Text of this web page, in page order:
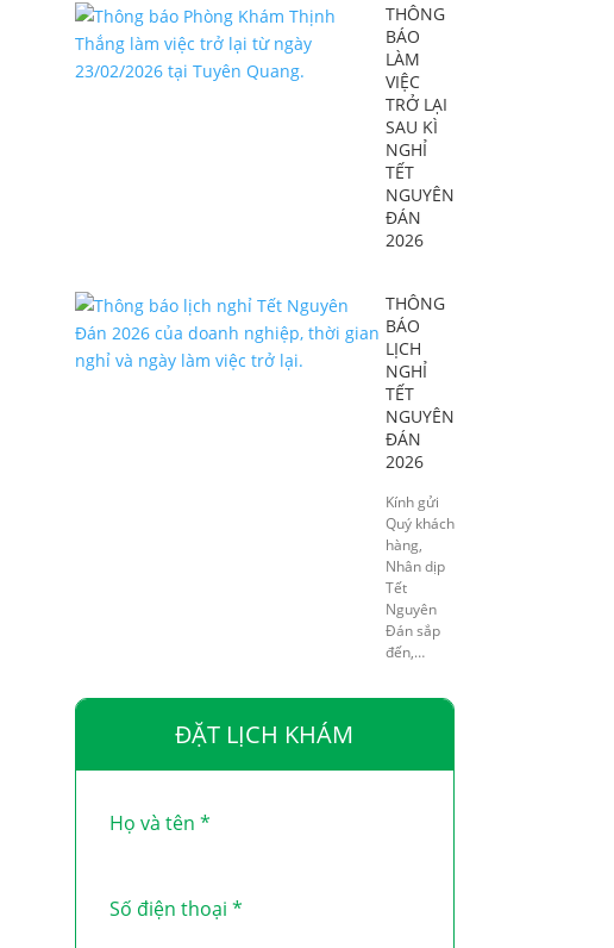
THÔNG
BÁO
LÀM
VIỆC
TRỞ LẠI
SAU KÌ
NGHỈ
TẾT
NGUYÊN
ĐÁN
2026
THÔNG
BÁO
LỊCH
NGHỈ
TẾT
NGUYÊN
ĐÁN
2026
Kính gửi
Quý khách
hàng,
Nhân dịp
Tết
Nguyên
Đán sắp
đến,…
ĐẶT LỊCH KHÁM